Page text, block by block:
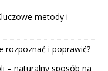
metody i
rozpoznać i poprawić?
– naturalny sposób na